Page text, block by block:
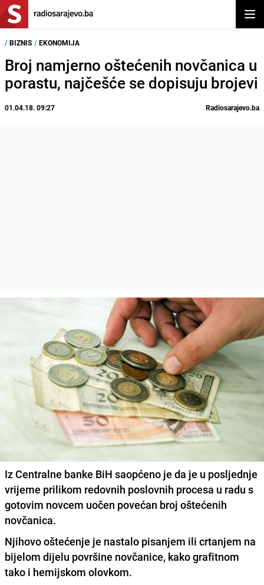
/ BIZNIS / EKONOMIJA
Broj namjerno oštećenih novčanica u
porastu, najčešće se dopisuju brojevi
01.04.18. 09:27 Radiosarajevo.ba
Iz Centralne banke BiH saopćeno je da je u posljednje
vrijeme prilikom redovnih poslovnih procesa u radu s
gotovim novcem uočen povećan broj oštećenih
novčanica.
Njihovo oštećenje je nastalo pisanjem ili crtanjem na
bijelom dijelu površine novčanice, kako grafitnom
tako i hemijskom olovkom.